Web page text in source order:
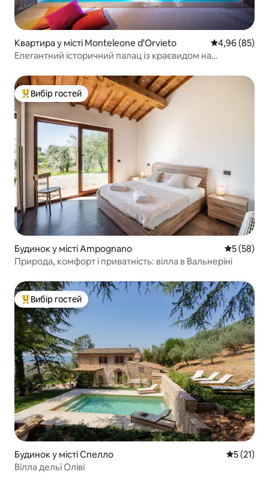
Квартира у місті Monteleone d'Orvieto Середня
4,96 (85)
Елегантний історичний палац із краєвидом на
Топ вибір гостей
Вибір гостей
Будинок у місті Ampognano Середня
5 (58)
Природа, комфорт і приватність: вілла в Вальнеріні
Топ вибір гостей
Вибір гостей
Будинок у місті Спелло Середня
5 (21)
Вілла дельї Оліві